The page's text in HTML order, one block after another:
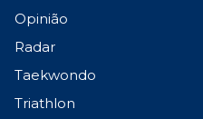
Opinião
Radar
Taekwondo
Triathlon